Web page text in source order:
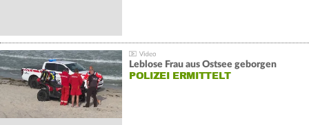
Leblose Frau aus Ostsee geborgen
POLIZEI ERMITTELT